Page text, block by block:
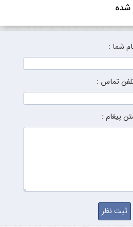
شده
شما :
تماس :
پیغام :